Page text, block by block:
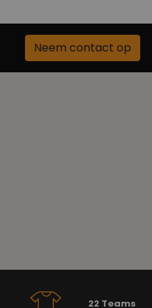
Neem contact op
22 Teams